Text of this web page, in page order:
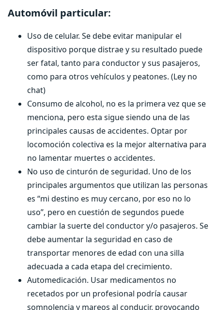
Automóvil particular:
Uso de celular. Se debe evitar manipular el
dispositivo porque distrae y su resultado puede
ser fatal, tanto para conductor y sus pasajeros,
como para otros vehículos y peatones. (Ley no
chat)
Consumo de alcohol, no es la primera vez que se
menciona, pero esta sigue siendo una de las
principales causas de accidentes. Optar por
locomoción colectiva es la mejor alternativa para
no lamentar muertes o accidentes.
No uso de cinturón de seguridad. Uno de los
principales argumentos que utilizan las personas
es “mi destino es muy cercano, por eso no lo
uso”, pero en cuestión de segundos puede
cambiar la suerte del conductor y/o pasajeros. Se
debe aumentar la seguridad en caso de
transportar menores de edad con una silla
adecuada a cada etapa del crecimiento.
Automedicación. Usar medicamentos no
recetados por un profesional podría causar
somnolencia y mareos al conducir, provocando